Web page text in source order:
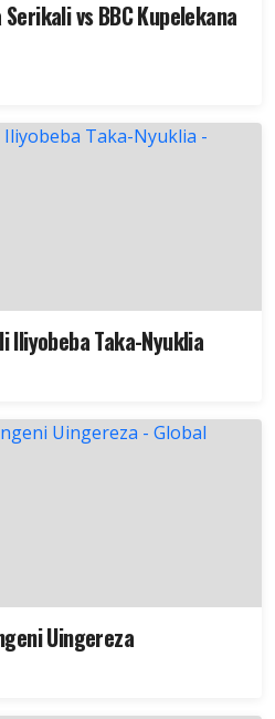
vs BBC Kupelekana
Taka-Nyuklia
Uingereza